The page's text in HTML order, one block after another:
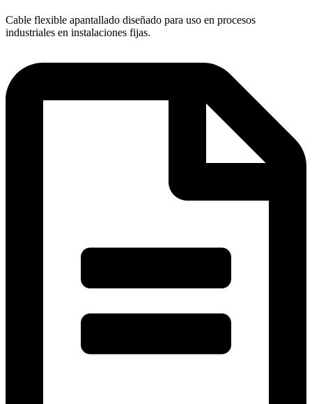
Cable flexible apantallado diseñado para uso en procesos
industriales en instalaciones fijas.